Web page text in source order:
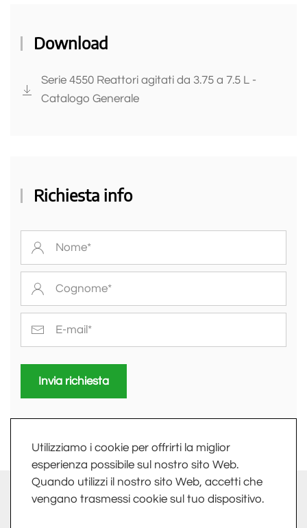
Utilizziamo i cookie per offrirti la miglior
esperienza possibile sul nostro sito Web.
Quando utilizzi il nostro sito Web, accetti che
vengano trasmessi cookie sul tuo dispositivo.
Download
Serie 4550 Reattori agitati da 3.75 a 7.5 L -
Catalogo Generale
Richiesta info
Invia richiesta
info@fkv.it - Extranet